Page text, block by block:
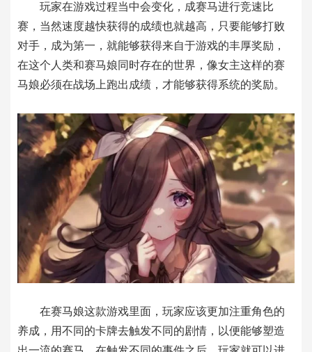
玩家在游戏过程当中会变化，成赛马进行竞速比
赛，当然速度越快获得的成绩也就越高，只要能够打败
对手，成为第一，就能够获得来自于游戏的丰厚奖励，
在这个人类和赛马娘同时存在的世界，像女主这样的赛
马娘必须在战场上跑出成绩，才能够获得系统的奖励。
在赛马娘这款游戏里面，玩家应该更加注重角色的
养成，用不同的卡牌去触发不同的剧情，以便能够塑造